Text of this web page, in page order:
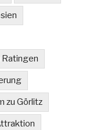
zu Görlitz